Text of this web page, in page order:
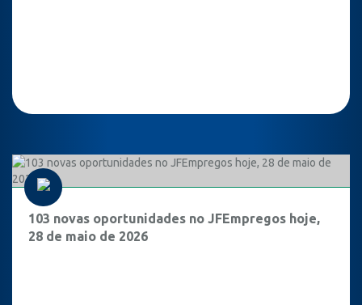
103 novas oportunidades no JFEmpregos hoje,
28 de maio de 2026